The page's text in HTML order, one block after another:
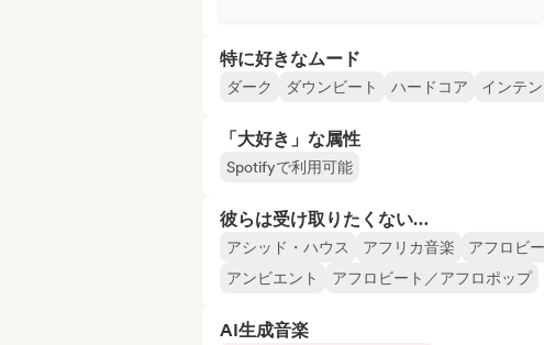
特に好きなムード
ダーク ダウンビート ハードコア インテ
「大好き」な属性
Spotifyで利用可能
彼らは受け取りたくない…
アシッド・ハウス アフリカ音楽 アフロビ
アンビエント
アフロビート／アフロポップ
AI生成音楽